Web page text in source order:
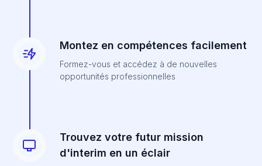
Montez en compétences facilement
Formez-vous et accédez à de nouvelles
opportunités professionnelles
Trouvez votre futur mission
d'interim en un éclair